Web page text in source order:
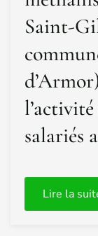
Saint-
salariés
Lire la